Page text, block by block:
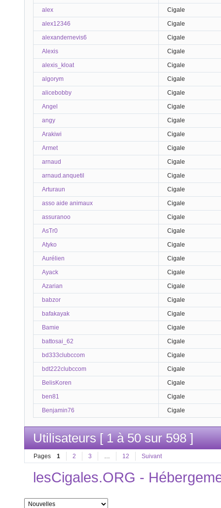
alex
Cigale
alex12346
Cigale
alexandernevis6
Cigale
Alexis
Cigale
alexis_kloat
Cigale
algorym
Cigale
alicebobby
Cigale
Angel
Cigale
angy
Cigale
Arakiwi
Cigale
Armet
Cigale
arnaud
Cigale
arnaud.anquetil
Cigale
Arturaun
Cigale
asso aide animaux
Cigale
assuranoo
Cigale
AsTr0
Cigale
Atyko
Cigale
Aurélien
Cigale
Ayack
Cigale
Azarian
Cigale
babzor
Cigale
bafakayak
Cigale
Bamie
Cigale
battosai_62
Cigale
bd333clubccom
Cigale
bdt222clubccom
Cigale
BelisKoren
Cigale
ben81
Cigale
Benjamin76
Cigale
Utilisateurs [ 1 à 50 sur 598 ]
Pages 1 2 3 12 Suivant
lesCigales.ORG -